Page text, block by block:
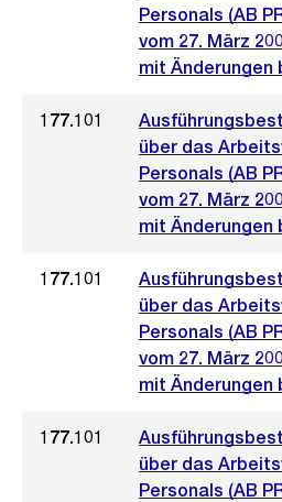
Personals (AB
vom 27. März
mit Änderungen
177.101
über das
Personals (AB
vom 27. März
mit Änderungen
177.101
über das
Personals (AB
vom 27. März
mit Änderungen
177.101
über das
Personals (AB